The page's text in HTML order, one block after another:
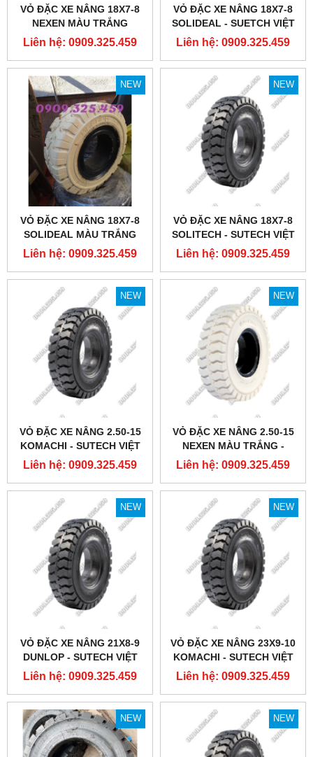
VỎ ĐẶC XE NÂNG 18X7-8
NEXEN MÀU TRẮNG
Liên hệ: 0909.325.459
VỎ ĐẶC XE NÂNG 18X7-8
SOLIDEAL - SUETCH VIỆT
NAM
Liên hệ: 0909.325.459
NEW
VỎ ĐẶC XE NÂNG 18X7-8
SOLIDEAL MÀU TRẮNG
Liên hệ: 0909.325.459
NEW
VỎ ĐẶC XE NÂNG 18X7-8
SOLITECH - SUTECH VIỆT
NAM
Liên hệ: 0909.325.459
NEW
VỎ ĐẶC XE NÂNG 2.50-15
KOMACHI - SUTECH VIỆT
NAM
Liên hệ: 0909.325.459
NEW
VỎ ĐẶC XE NÂNG 2.50-15
NEXEN MÀU TRẮNG -
SUTECH VIỆT NAM
Liên hệ: 0909.325.459
NEW
VỎ ĐẶC XE NÂNG 21X8-9
DUNLOP - SUTECH VIỆT
NAM
Liên hệ: 0909.325.459
NEW
VỎ ĐẶC XE NÂNG 23X9-10
KOMACHI - SUTECH VIỆT
NAM
Liên hệ: 0909.325.459
NEW NEW